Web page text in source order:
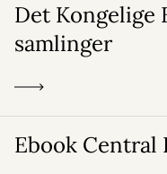
Det Kongelige
samlinger
Ebook Central